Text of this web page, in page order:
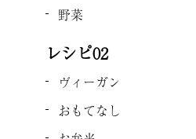
野菜
レシピ02
ヴィーガン
おもてなし